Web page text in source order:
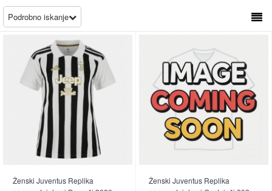
Podrobno iskanje
Ženski Juventus Replika
Ženski Juventus Replika